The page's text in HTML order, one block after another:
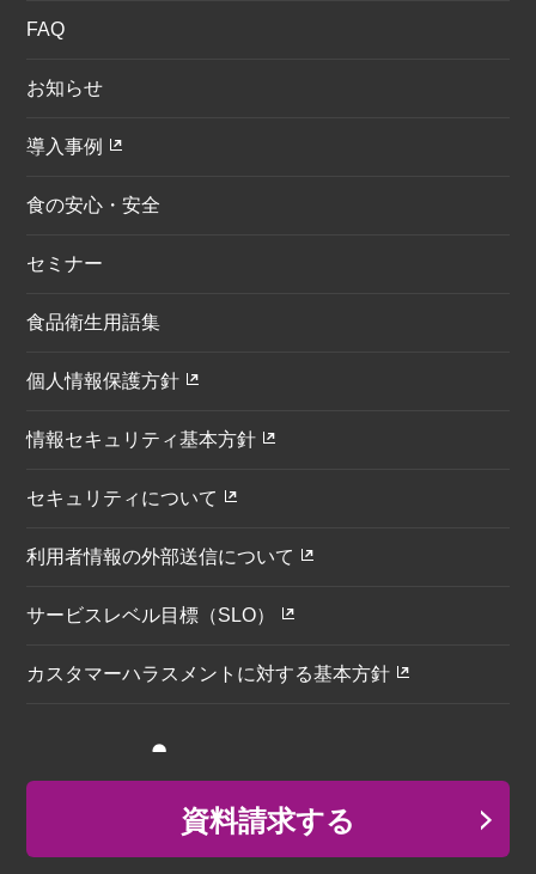
資料請求する
FAQ
お知らせ
導入事例
食の安心・安全
セミナー
食品衛生用語集
個人情報保護方針
情報セキュリティ基本方針
セキュリティについて
利用者情報の外部送信について
サービスレベル目標（SLO）
カスタマーハラスメントに対する基本方針
© Infomart Corporation